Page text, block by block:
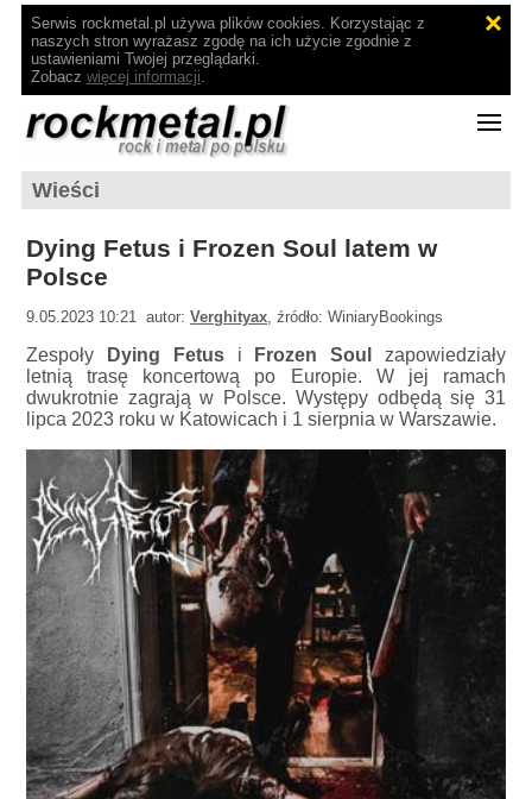
Serwis rockmetal.pl używa plików cookies. Korzystając z
naszych stron wyrażasz zgodę na ich użycie zgodnie z
ustawieniami Twojej przeglądarki.
Zobacz więcej informacji.
Wieści
Dying Fetus i Frozen Soul latem w
Polsce
9.05.2023 10:21 autor:Verghityax, źródło: WiniaryBookings
Zespoły Dying Fetus i Frozen Soul zapowiedziały
letnią trasę koncertową po Europie. W jej ramach
dwukrotnie zagrają w Polsce. Występy odbędą się 31
lipca 2023 roku w Katowicach i 1 sierpnia w Warszawie.